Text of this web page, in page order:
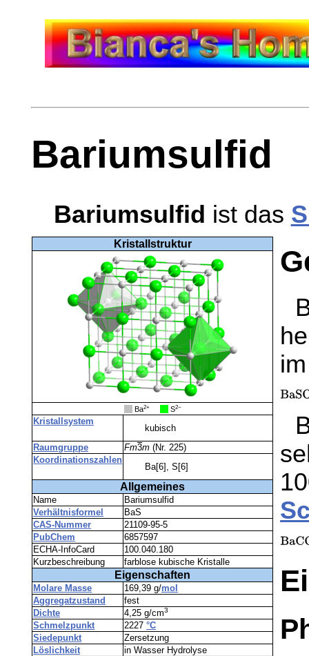
Bariumsulfid
Bariumsulfid ist das
Kristallstruktur
Ba2+ S2−
Kristallsystem
kubisch
Raumgruppe
Fm3m (Nr. 225)
Koordinationszahlen
Ba[6], S[6]
Allgemeines
Name
Bariumsulfid
Verhältnisformel
BaS
CAS-Nummer
21109-95-5
PubChem
6857597
ECHA-InfoCard
100.040.180
Kurzbeschreibung
farblose kubische Kristalle
Eigenschaften
Molare Masse 169,39 g/mol
Aggregatzustand
fest
Dichte
4,25 g/cm3
Schmelzpunkt 2227°C
Siedepunkt
Zersetzung
Löslichkeit
in Wasser Hydrolyse